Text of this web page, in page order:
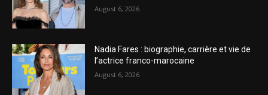
August 6, 2026
Nadia Fares : biographie, carrière et vie de
l’actrice franco-marocaine
August 6, 2026